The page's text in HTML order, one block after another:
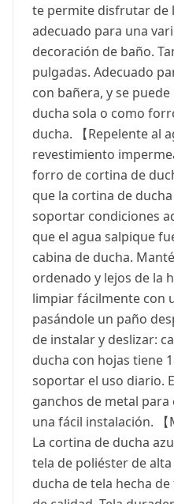
te permite disfrutar de
adecuado para una
decoración de baño.
pulgadas. Adecuado
con bañera, y se
ducha sola o como
ducha. 【Repelente al
revestimiento
forro de cortina de
que la cortina de
soportar condiciones
que el agua salpique
cabina de ducha.
ordenado y lejos de la
limpiar fácilmente con
pasándole un paño
de instalar y deslizar:
ducha con hojas tiene
soportar el uso diario.
ganchos de metal
una fácil instalación. 【
La cortina de ducha
tela de poliéster de
ducha de tela hecha